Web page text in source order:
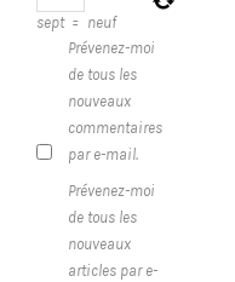
sept = neuf
Prévenez-moi
de tous les
nouveaux
commentaires
par e-mail.
Prévenez-moi
de tous les
nouveaux
articles par e-